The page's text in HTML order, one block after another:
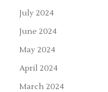
July 2024
June 2024
May 2024
April 2024
March 2024